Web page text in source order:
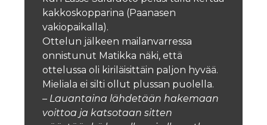
kakkoskopparina (Paanasen
vakiopaikalla).
Ottelun jälkeen mailanvarressa
onnistunut Matikka näki, että
ottelussa oli kiriläisittäin paljon hyvää.
Mieliala ei silti ollut plussan puolella.
– Lauantaina lähdetään hakemaan
voittoa ja katsotaan sitten